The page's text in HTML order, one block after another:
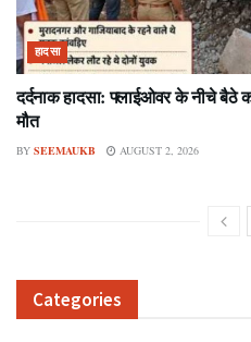
हादसा
दर्दनाक हादसा: फ्लाईओवर के नीचे बैठे
मौत
BY SEEMAUKB AUGUST 2, 2026
Categories